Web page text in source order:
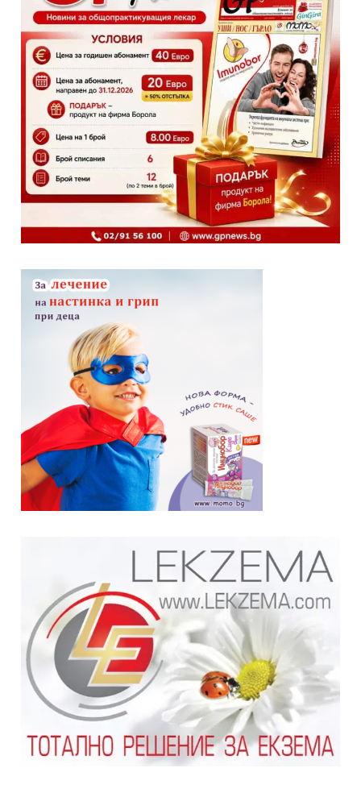
GPNews
НОВИНИ ЗА ОБЩОПРАКТИКУВАЩИЯ ЛЕКАР
За да можеда виждате специализирано медицинско
съдържание
, трябва да декларирате, че стемедицински
специалист!
Не съм медицински специалист